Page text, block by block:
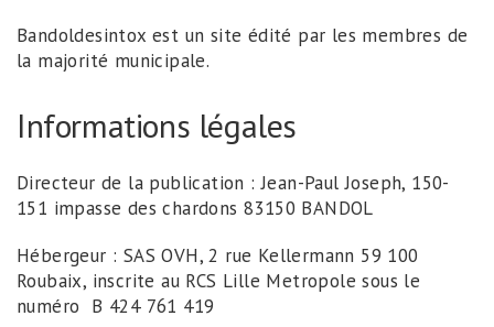
Bandoldesintox est un site édité par les membres de
la majorité municipale.
Informations légales
Directeur de la publication : Jean-Paul Joseph, 150-
151 impasse des chardons 83150 BANDOL
Hébergeur : SAS OVH, 2 rue Kellermann 59 100
Roubaix, inscrite au RCS Lille Metropole sous le
numéro B 424 761 419